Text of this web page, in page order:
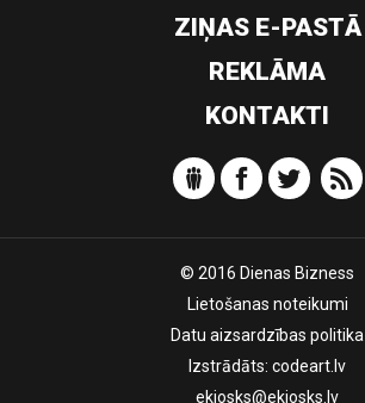
ZIŅAS E-PASTĀ
REKLĀMA
KONTAKTI
© 2016 Dienas Bizness
Lietošanas noteikumi
Datu aizsardzības politika
Izstrādāts: codeart.lv
ekiosks@ekiosks.lv